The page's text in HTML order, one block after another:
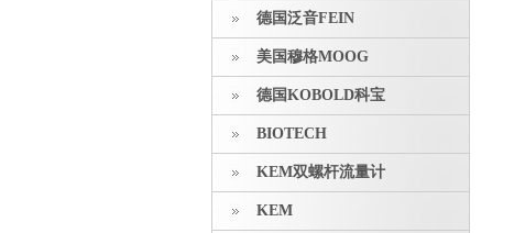
德国泛音FEIN
美国穆格MOOG
德国KOBOLD科宝
BIOTECH
KEM双螺杆流量计
KEM